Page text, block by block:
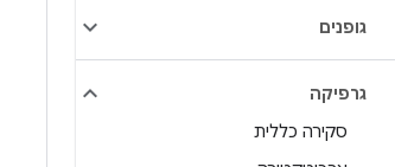
גופנים
גרפיקה
סקירה כללית